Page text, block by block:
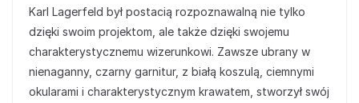
Karl Lagerfeld był postacią rozpoznawalną nie tylko
dzięki swoim projektom, ale także dzięki swojemu
charakterystycznemu wizerunkowi. Zawsze ubrany w
nienaganny, czarny garnitur, z białą koszulą, ciemnymi
okularami i charakterystycznym krawatem, stworzył swój